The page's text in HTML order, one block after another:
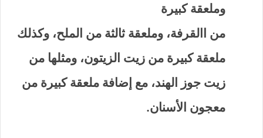
وملعقة كبيرة
من االقرفة، وملعقة ثالثة من الملح، وكذلك
ملعقة كبيرة من زيت الزيتون، ومثلها من
زيت جوز الهند، مع إضافة ملعقة كبيرة من
معجون الأسنان.